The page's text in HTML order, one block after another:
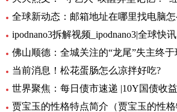
ipodnano3拆解视频_ipodnano3|全球快讯
佛山顺德：全城关注的“龙尾”失主终
当前消息！松花蛋肠怎么凉拌好吃?
世界聚焦：每日债市速递 |10Y国债收
贾宝玉的性格特点简介（贾宝玉的性格